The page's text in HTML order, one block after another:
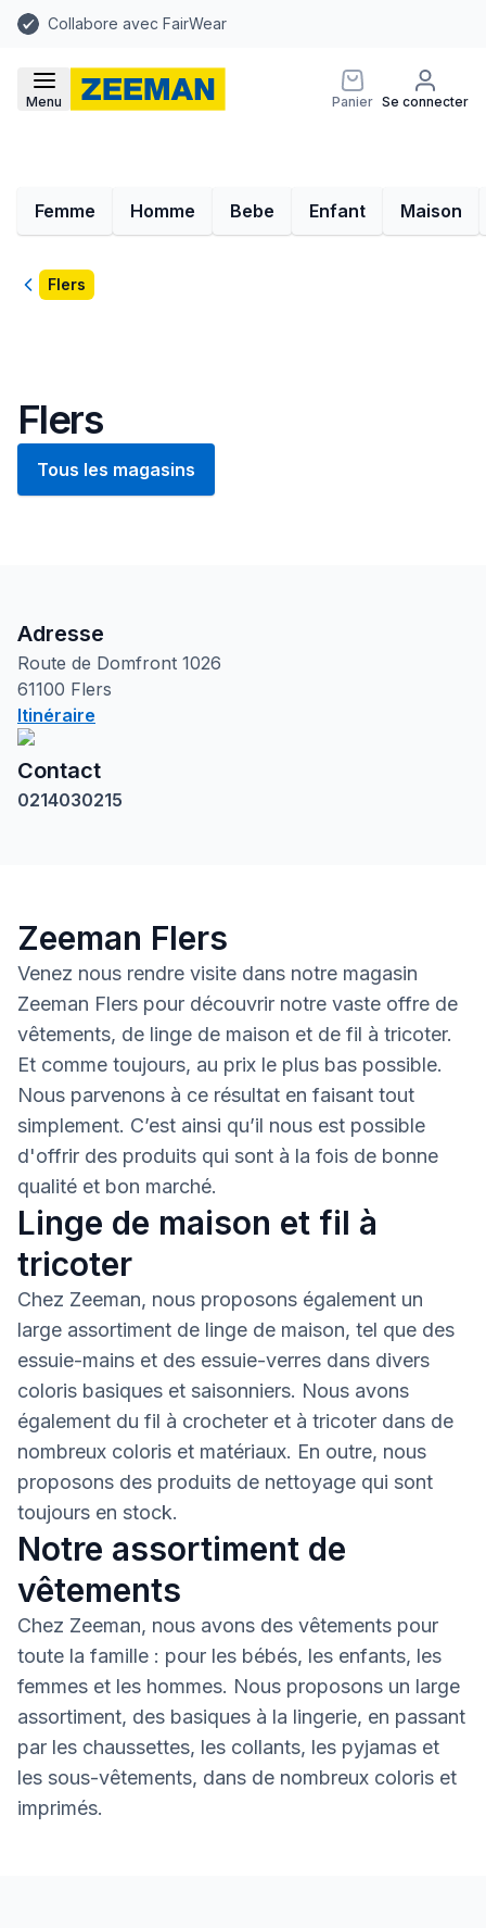
Collabore avec FairWear
Menu Panier Se connecter
Femme Homme Bebe Enfant Maison
Retour
Flers
Flers
Tous les magasins
Adresse
Route de Domfront 1026
61100 Flers
Itinéraire
Contact
0214030215
Zeeman Flers
Venez nous rendre visite dans notre magasin
Zeeman Flers pour découvrir notre vaste offre de
vêtements, de linge de maison et de fil à tricoter.
Et comme toujours, au prix le plus bas possible.
Nous parvenons à ce résultat en faisant tout
simplement. C’est ainsi qu’il nous est possible
d'offrir des produits qui sont à la fois de bonne
qualité et bon marché.
Linge de maison et fil à
tricoter
Chez Zeeman, nous proposons également un
large assortiment de linge de maison, tel que des
essuie-mains et des essuie-verres dans divers
coloris basiques et saisonniers. Nous avons
également du fil à crocheter et à tricoter dans de
nombreux coloris et matériaux. En outre, nous
proposons des produits de nettoyage qui sont
toujours en stock.
Notre assortiment de
vêtements
Chez Zeeman, nous avons des vêtements pour
toute la famille : pour les bébés, les enfants, les
femmes et les hommes. Nous proposons un large
assortiment, des basiques à la lingerie, en passant
par les chaussettes, les collants, les pyjamas et
les sous-vêtements, dans de nombreux coloris et
imprimés.